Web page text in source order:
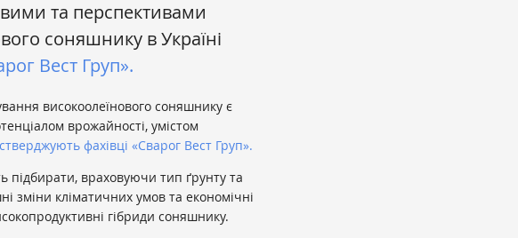
та перспективами
соняшнику в Україні
Вест Груп».
високоолеїнового соняшнику є
врожайності, умістом
стверджують фахівці «Сварог Вест Груп».
підбирати, враховуючи тип ґрунту та
зміни кліматичних умов та економічні
гібриди соняшнику.